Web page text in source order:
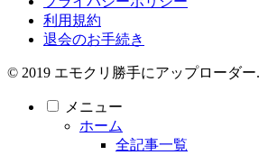
利用規約
退会のお手続き
© 2019 エモクリ勝手にアップローダー.
メニュー
ホーム
全記事一覧